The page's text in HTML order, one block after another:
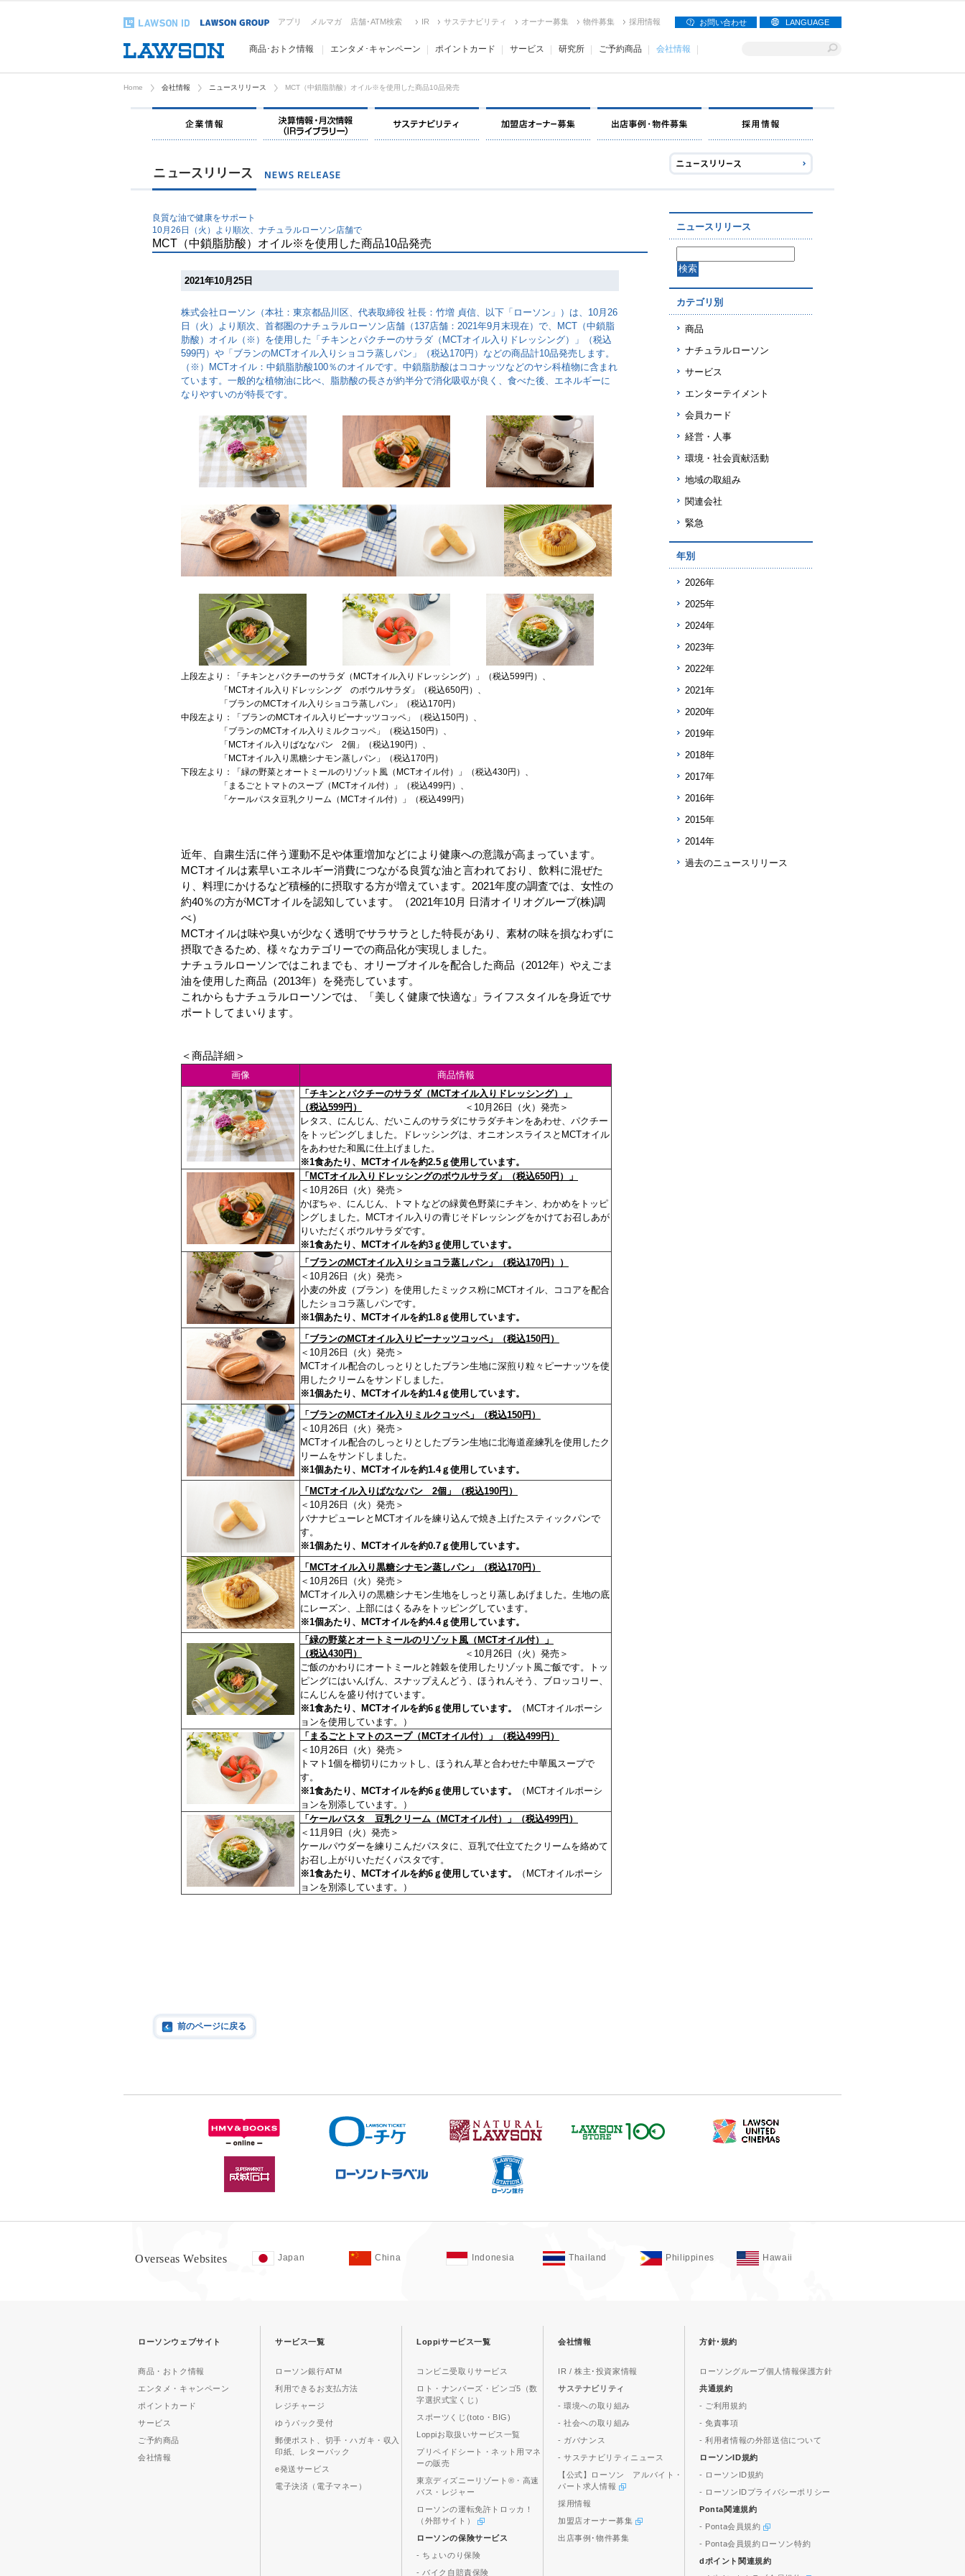
アプリ メルマガ 店舗･ATM検索 IR サステナビリティ オーナー募集 物件募集 採用情報 お問い合わせ LANGUAGE
商品･おトク情報 エンタメ･キャンペーン ポイントカード サービス 研究所 ご予約商品 会社情報
Home 会社情報 ニュースリリース MCT（中鎖脂肪酸）オイル※を使用した商品10品発売
企業情報
良質な油で健康をサポート
10月26日（火）より順次、ナチュラルローソン店舗で
MCT（中鎖脂肪酸）オイル※を使用した商品10品発売
2021年10月25日
株式会社ローソン（本社：東京都品川区、代表取締役 社長：竹増 貞信、以下「ローソン」）は、10月26
日（火）より順次、首都圏のナチュラルローソン店舗（137店舗：2021年9月末現在）で、MCT（中鎖脂
肪酸）オイル（※）を使用した「チキンとパクチーのサラダ（MCTオイル入りドレッシング）」（税込
599円）や「ブランのMCTオイル入りショコラ蒸しパン」（税込170円）などの商品計10品発売します。
（※）MCTオイル：中鎖脂肪酸100％のオイルです。中鎖脂肪酸はココナッツなどのヤシ科植物に含まれ
ています。一般的な植物油に比べ、脂肪酸の長さが約半分で消化吸収が良く、食べた後、エネルギーに
なりやすいのが特長です。
上段左より：「チキンとパクチーのサラダ（MCTオイル入りドレッシング）」（税込599円）、
「MCTオイル入りドレッシング のボウルサラダ」（税込650円）、
「ブランのMCTオイル入りショコラ蒸しパン」（税込170円）
中段左より：「ブランのMCTオイル入りピーナッツコッペ」（税込150円）、
「ブランのMCTオイル入りミルクコッペ」（税込150円）、
「MCTオイル入りばななパン 2個」（税込190円）、
「MCTオイル入り黒糖シナモン蒸しパン」（税込170円）
下段左より：「緑の野菜とオートミールのリゾット風（MCTオイル付）」（税込430円）、
「まるごとトマトのスープ（MCTオイル付）」（税込499円）、
「ケールパスタ豆乳クリーム（MCTオイル付）」（税込499円）
近年、自粛生活に伴う運動不足や体重増加などにより健康への意識が高まっています。
MCTオイルは素早いエネルギー消費につながる良質な油と言われており、飲料に混ぜた
り、料理にかけるなど積極的に摂取する方が増えています。2021年度の調査では、女性の
約40％の方がMCTオイルを認知しています。（2021年10月 日清オイリオグループ(株)調
べ）
MCTオイルは味や臭いが少なく透明でサラサラとした特長があり、素材の味を損なわずに
摂取できるため、様々なカテゴリーでの商品化が実現しました。
ナチュラルローソンではこれまでも、オリーブオイルを配合した商品（2012年）やえごま
油を使用した商品（2013年）を発売しています。
これからもナチュラルローソンでは、「美しく健康で快適な」ライフスタイルを身近でサ
ポートしてまいります。
＜商品詳細＞
画像
商品情報
「チキンとパクチーのサラダ（MCTオイル入りドレッシング）」
（税込599円）
＜10月26日（火）発売＞
レタス、にんじん、だいこんのサラダにサラダチキンをあわせ、パクチー
をトッピングしました。ドレッシングは、オニオンスライスとMCTオイル
をあわせた和風に仕上げました。
※1食あたり、MCTオイルを約2.5ｇ使用しています。
「MCTオイル入りドレッシングのボウルサラダ」（税込650円）」
＜10月26日（火）発売＞
かぼちゃ、にんじん、トマトなどの緑黄色野菜にチキン、わかめをトッピ
ングしました。MCTオイル入りの青じそドレッシングをかけてお召しあが
りいただくボウルサラダです。
※1食あたり、MCTオイルを約3ｇ使用しています。
「ブランのMCTオイル入りショコラ蒸しパン」（税込170円））
＜10月26日（火）発売＞
小麦の外皮（ブラン）を使用したミックス粉にMCTオイル、ココアを配合
したショコラ蒸しパンです。
※1個あたり、MCTオイルを約1.8ｇ使用しています。
「ブランのMCTオイル入りピーナッツコッペ」（税込150円）
＜10月26日（火）発売＞
MCTオイル配合のしっとりとしたブラン生地に深煎り粒々ピーナッツを使
用したクリームをサンドしました。
※1個あたり、MCTオイルを約1.4ｇ使用しています。
「ブランのMCTオイル入りミルクコッペ」（税込150円）
＜10月26日（火）発売＞
MCTオイル配合のしっとりとしたブラン生地に北海道産練乳を使用したク
リームをサンドしました。
※1個あたり、MCTオイルを約1.4ｇ使用しています。
「MCTオイル入りばななパン 2個」（税込190円）
＜10月26日（火）発売＞
バナナピューレとMCTオイルを練り込んで焼き上げたスティックパンで
す。
※1個あたり、MCTオイルを約0.7ｇ使用しています。
「MCTオイル入り黒糖シナモン蒸しパン」（税込170円）
＜10月26日（火）発売＞
MCTオイル入りの黒糖シナモン生地をしっとり蒸しあげました。生地の底
にレーズン、上部にはくるみをトッピングしています。
※1個あたり、MCTオイルを約4.4ｇ使用しています。
「緑の野菜とオートミールのリゾット風（MCTオイル付）」
（税込430円）
＜10月26日（火）発売＞
ご飯のかわりにオートミールと雑穀を使用したリゾット風ご飯です。トッ
ピングにはいんげん、スナップえんどう、ほうれんそう、ブロッコリー、
にんじんを盛り付けています。
※1食あたり、MCTオイルを約6ｇ使用しています。
（MCTオイルポーシ
ョンを使用しています。）
「まるごとトマトのスープ（MCTオイル付）」（税込499円）
＜10月26日（火）発売＞
トマト1個を櫛切りにカットし、ほうれん草と合わせた中華風スープで
す。
※1食あたり、MCTオイルを約6ｇ使用しています。
（MCTオイルポーシ
ョンを別添しています。）
「ケールパスタ 豆乳クリーム（MCTオイル付）」（税込499円）
＜11月9日（火）発売＞
ケールパウダーを練りこんだパスタに、豆乳で仕立てたクリームを絡めて
お召し上がりいただくパスタです。
※1食あたり、MCTオイルを約6ｇ使用しています。
（MCTオイルポーシ
ョンを別添しています。）
前のページに戻る
ニュースリリース
カテゴリ別
商品
ナチュラルローソン
サービス
エンターテイメント
会員カード
経営・人事
環境・社会貢献活動
地域の取組み
関連会社
緊急
年別
2026年
2025年
2024年
2023年
2022年
2021年
2020年
2019年
2018年
2017年
2016年
2015年
2014年
過去のニュースリリース
Overseas Websites Japan China Indonesia Thailand Philippines Hawaii
ローソンウェブサイト
商品・おトク情報
エンタメ・キャンペーン
ポイントカード
サービス
ご予約商品
会社情報
サービス一覧
ローソン銀行ATM
利用できるお支払方法
レジチャージ
ゆうパック受付
郵便ポスト、切手・ハガキ・収入
印紙、レターパック
e発送サービス
電子決済（電子マネー）
Loppiサービス一覧
コンビニ受取りサービス
ロト・ナンバーズ・ビンゴ5（数
字選択式宝くじ）
スポーツくじ(toto・BIG)
Loppiお取扱いサービス一覧
プリペイドシート・ネット用マネ
ーの販売
東京ディズニーリゾート®・高速
バス・レジャー
ローソンの運転免許トロッカ！
（外部サイト）
ローソンの保険サービス
- ちょいのり保険
- バイク自賠責保険
会社情報
IR / 株主･投資家情報
サステナビリティ
- 環境への取り組み
- 社会への取り組み
- ガバナンス
- サステナビリティニュース
【公式】ローソン アルバイト・
パート求人情報
採用情報
加盟店オーナー募集
出店事例･物件募集
方針･規約
ローソングループ個人情報保護方針
共通規約
- ご利用規約
- 免責事項
- 利用者情報の外部送信について
ローソンID規約
- ローソンID規約
- ローソンIDプライバシーポリシー
Ponta関連規約
- Ponta会員規約
- Ponta会員規約ローソン特約
dポイント関連規約